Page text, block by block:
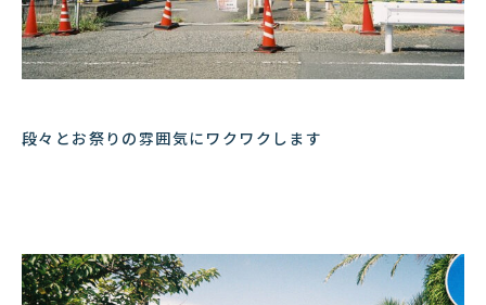
段々とお祭りの雰囲気にワクワクします